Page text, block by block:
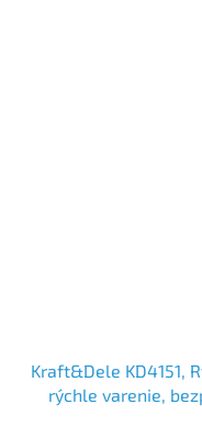
Kraft&Dele KD4151,
rýchle varenie,